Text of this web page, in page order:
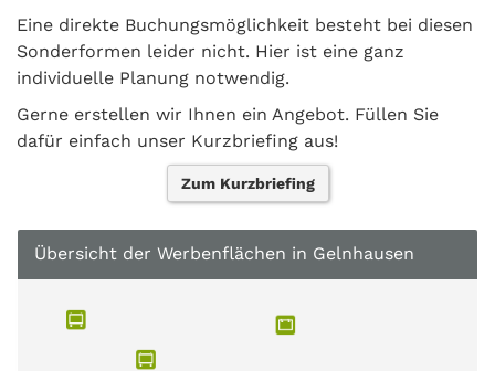
Eine direkte Buchungsmöglichkeit besteht bei diesen
Sonderformen leider nicht. Hier ist eine ganz
individuelle Planung notwendig.
Gerne erstellen wir Ihnen ein Angebot. Füllen Sie
dafür einfach unser Kurzbriefing aus!
Zum Kurzbriefing
Übersicht der Werbenflächen in Gelnhausen